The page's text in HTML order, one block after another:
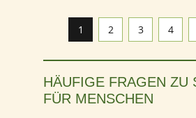
Seite
1 Seite
2 Seite
3 Seite
4
HÄUFIGE FRAGEN ZU
FÜR MENSCHEN